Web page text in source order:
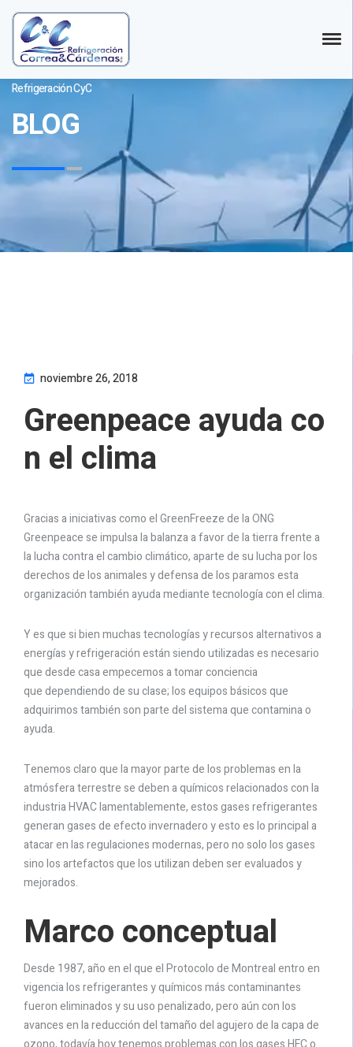
Refrigeración CyC
BLOG
noviembre 26, 2018
Greenpeace ayuda co
n el clima
Gracias a iniciativas como el GreenFreeze de la ONG
Greenpeace se impulsa la balanza a favor de la tierra frente a
la lucha contra el cambio climático, aparte de su lucha por los
derechos de los animales y defensa de los paramos esta
organización también ayuda mediante tecnología con el clima.
Y es que si bien muchas tecnologías y recursos alternativos a
energías y refrigeración están siendo utilizadas es necesario
que desde casa empecemos a tomar conciencia
que dependiendo de su clase; los equipos básicos que
adquirimos también son parte del sistema que contamina o
ayuda.
Tenemos claro que la mayor parte de los problemas en la
atmósfera terrestre se deben a químicos relacionados con la
industria HVAC lamentablemente, estos gases refrigerantes
generan gases de efecto invernadero y esto es lo principal a
atacar en las regulaciones modernas, pero no solo los gases
sino los artefactos que los utilizan deben ser evaluados y
mejorados.
Marco conceptual
Desde 1987, año en el que el Protocolo de Montreal entro en
vigencia los refrigerantes y químicos más contaminantes
fueron eliminados y su uso penalizado, pero aún con los
avances en la reducción del tamaño del agujero de la capa de